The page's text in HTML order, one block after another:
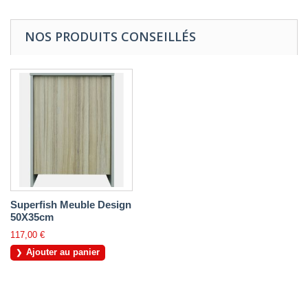
NOS PRODUITS CONSEILLÉS
Superfish Meuble Design
50X35cm
117,00 €
Ajouter au panier